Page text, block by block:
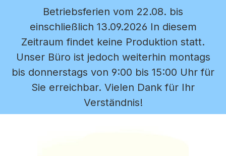
Zum Hauptinhalt springen
Betriebsferien vom 22.08. bis
einschließlich 13.09.2026 In diesem
Zeitraum findet keine Produktion statt.
Unser Büro ist jedoch weiterhin montags
bis donnerstags von 9:00 bis 15:00 Uhr für
Sie erreichbar. Vielen Dank für Ihr
Verständnis!